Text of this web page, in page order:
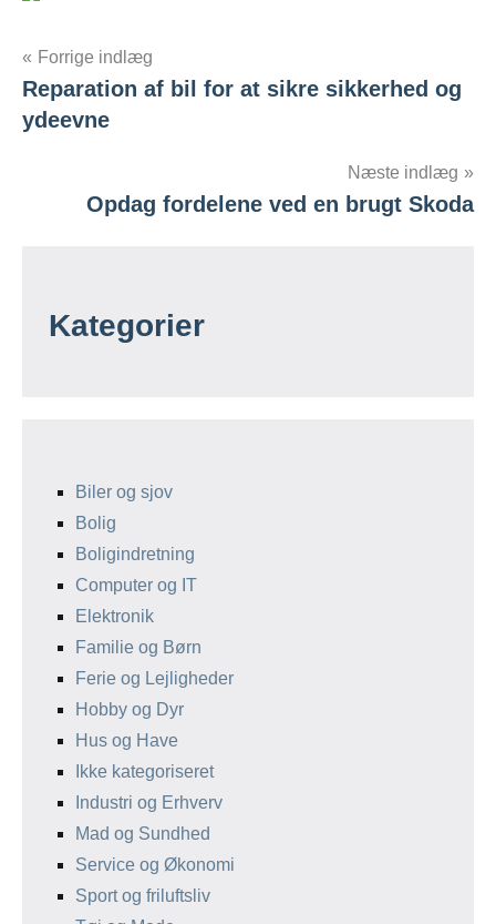
Indlægsnavigation
Forrige indlæg
Reparation af bil for at sikre sikkerhed og
ydeevne
Næste indlæg
Opdag fordelene ved en brugt Skoda
Kategorier
Biler og sjov
Bolig
Boligindretning
Computer og IT
Elektronik
Familie og Børn
Ferie og Lejligheder
Hobby og Dyr
Hus og Have
Ikke kategoriseret
Industri og Erhverv
Mad og Sundhed
Service og Økonomi
Sport og friluftsliv